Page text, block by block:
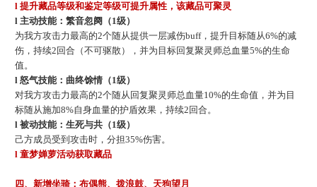
l 提升藏品等级和鉴定等级可提升属性，该藏品可聚灵
l 主动技能：繁音忽阕（1级）
为我方攻击力最高的2个随从提供一层减伤buff，提升目标随从6%的减
伤，持续2回合（不可驱散），并为目标回复聚灵师总血量5%的生命
值。
l 怒气技能：曲终馀情（1级）
对我方攻击力最高的2个随从回复聚灵师总血量10%的生命值，并为目
标随从施加8%自身血量的护盾效果，持续2回合。
l 被动技能：生死与共（1级）
己方成员受到攻击时，分担35%伤害。
l 童梦婵萝活动获取藏品
四、新增坐骑：布偶熊、拨浪鼓、天狗望月